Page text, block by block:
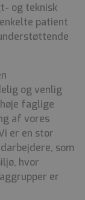
og teknisk
patient
og venlig
faglige
af vores
er en stor
som
hvor
er